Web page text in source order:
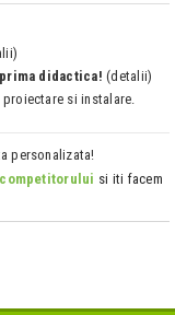
didactica! (detalii)
si instalare.
personalizata!
si iti facem